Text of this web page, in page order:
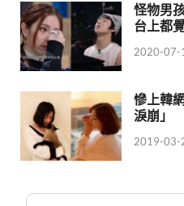
怪物男
台上都
2020-07-
慘上韓
淚崩」
2019-03-